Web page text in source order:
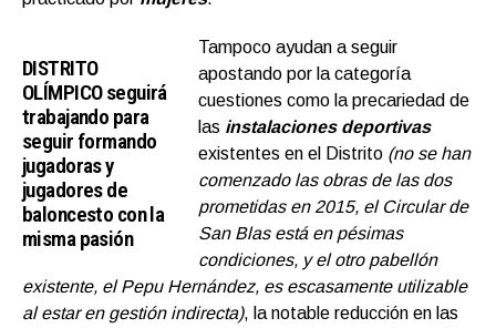
DISTRITO
OLÍMPICO seguirá
trabajando para
seguir formando
jugadoras y
jugadores de
baloncesto con la
misma pasión
Tampoco ayudan a seguir
apostando por la categoría
cuestiones como la precariedad de
las instalaciones deportivas
existentes en el Distrito (no se han
comenzado las obras de las dos
prometidas en 2015, el Circular de
San Blas está en pésimas
condiciones, y el otro pabellón
existente, el Pepu Hernández, es escasamente utilizable
al estar en gestión indirecta), la notable reducción en las